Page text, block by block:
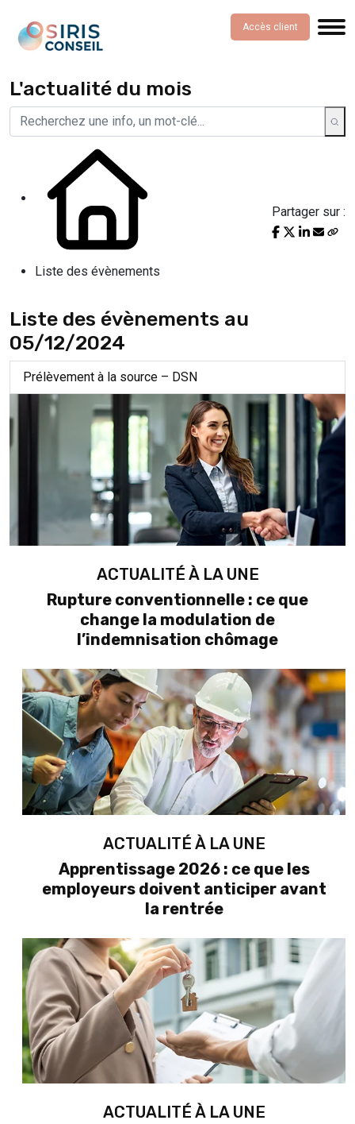
Accès client
L'actualité du mois
Liste des évènements
Partager sur :
Liste des évènements au
05/12/2024
Prélèvement à la source – DSN
ACTUALITÉ À LA UNE
Rupture conventionnelle : ce que
change la modulation de
l’indemnisation chômage
ACTUALITÉ À LA UNE
Apprentissage 2026 : ce que les
employeurs doivent anticiper avant
la rentrée
ACTUALITÉ À LA UNE